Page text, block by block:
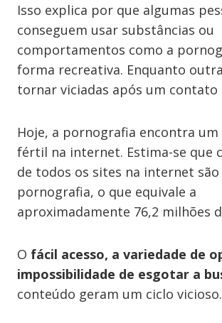
Isso explica por que algumas
conseguem usar substâncias ou
comportamentos como a
forma recreativa. Enquanto
tornar viciadas após um contato
Hoje, a pornografia encontra
fértil na internet. Estima-se que
de todos os sites na internet são
pornografia, o que equivale a
aproximadamente 76,2 milhões
O fácil acesso, a variedade de
impossibilidade de esgotar a
conteúdo geram um ciclo vicioso.